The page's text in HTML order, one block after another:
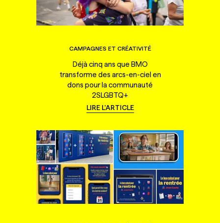
CAMPAGNES ET CRÉATIVITÉ
Déjà cinq ans que BMO
transforme des arcs-en-ciel en
dons pour la communauté
2SLGBTQ+
LIRE L'ARTICLE